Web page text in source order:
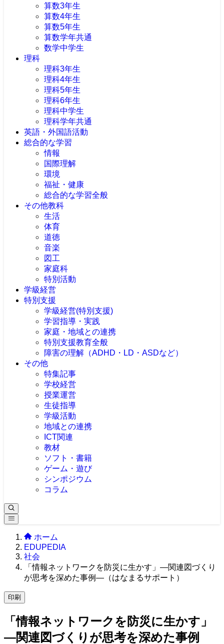
算数3年生
算数4年生
算数5年生
算数学年共通
数学中学生
理科
理科3年生
理科4年生
理科5年生
理科6年生
理科中学生
理科学年共通
英語・外国語活動
総合的な学習
情報
国際理解
環境
福祉・健康
総合的な学習全般
その他教科
生活
体育
道徳
音楽
図工
家庭科
特別活動
学級経営
特別支援
学級経営(特別支援)
学習指導・実践
家庭・地域との連携
特別支援教育全般
障害の理解（ADHD・LD・ASDなど）
その他
特集記事
学校経営
授業運営
生徒指導
学級活動
地域との連携
ICT関連
教材
ソフト・書籍
ゲーム・遊び
シンポジウム
コラム
ホーム
EDUPEDIA
社会
「情報ネットワークを防災に生かす」―関連図づくり
が思考を深めた事例―（はなまるサポート）
印刷
「情報ネットワークを防災に生かす」
―関連図づくりが思考を深めた事例